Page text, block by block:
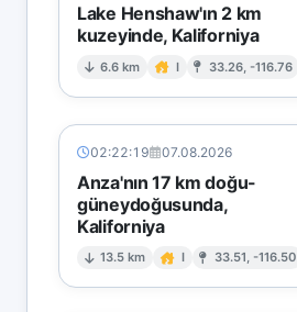
Lake Henshaw'ın 2 km
kuzeyinde, Kaliforniya
6.6 km I 33.26, -116.76
02:22:19 07.08.2026
Anza'nın 17 km doğu-
güneydoğusunda,
Kaliforniya
13.5 km I 33.51, -116.50